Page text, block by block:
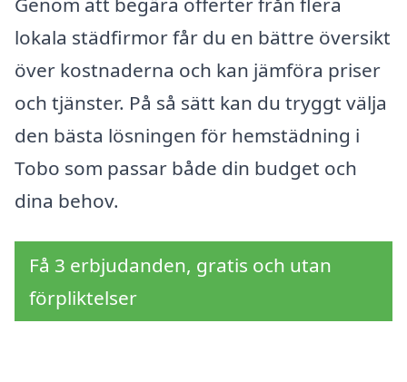
lokala städfirmor får du en bättre översikt
över kostnaderna och kan jämföra priser
och tjänster. På så sätt kan du tryggt välja
den bästa lösningen för hemstädning i
Tobo som passar både din budget och
dina behov.
Få 3 erbjudanden, gratis och utan
förpliktelser